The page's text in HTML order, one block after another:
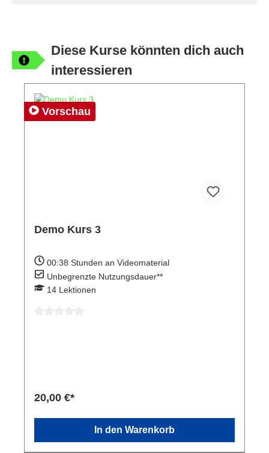
Diese Kurse könnten dich auch
interessieren
Vorschau
Demo Kurs 3
00:38 Stunden an Videomaterial
Unbegrenzte Nutzungsdauer**
14Lektionen
20,00 €*
In den Warenkorb